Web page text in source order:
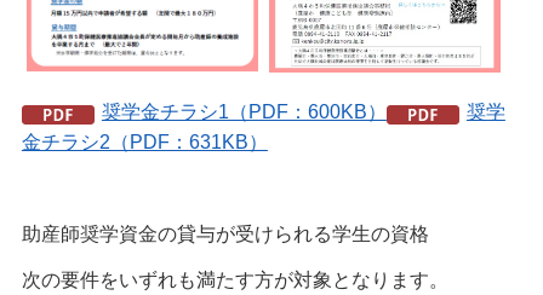
奨学金チラシ1（PDF：600KB）
奨学
金チラシ2（PDF：631KB）
助産師奨学資金の貸与が受けられる学生の資格
次の要件をいずれも満たす方が対象となります。